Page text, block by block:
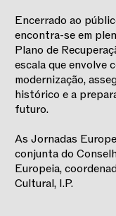
Encerrado ao
encontra-se em
Plano de
escala que envolve
modernização,
histórico e a
futuro.
As Jornadas
conjunta do
Europeia,
Cultural, I.P.